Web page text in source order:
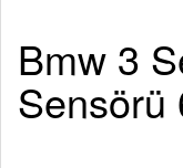
Bmw 3
Sensörü